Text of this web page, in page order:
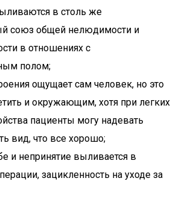
в столь же
союз общей нелюдимости и
в отношениях с
полом;
ощущает сам человек, но это
и окружающим, хотя при легких
пациенты могу надевать
вид, что все хорошо;
и непринятие выливается в
зацикленность на уходе за